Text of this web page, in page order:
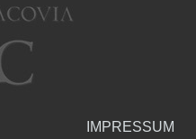
IMPRESSUM